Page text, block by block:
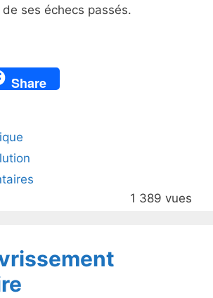
ses échecs passés.
Share
1 389 vues